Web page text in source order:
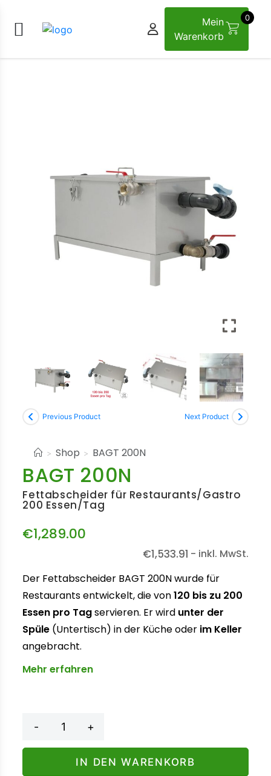
Mein
Warenkorb
0
Previous Product Next Product
> Shop > BAGT 200N
BAGT 200N
Fettabscheider für Restaurants/Gastro
200 Essen/Tag
€1,289.00
- inkl. MwSt.
€1,533.91
Der Fettabscheider BAGT 200N wurde für
Restaurants entwickelt, die von120 bis zu 200
Essen pro Tagservieren. Er wird unter der
Spüle (Untertisch) in der Küche oder im Keller
angebracht.
Mehr erfahren
- +
IN DEN WARENKORB